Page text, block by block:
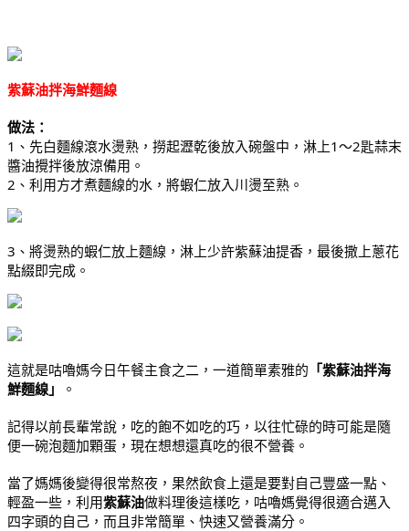
紫蘇油拌海鮮麵線
做法：
1、先白麵線滾水燙熟，撈起瀝乾後放入碗盤中，淋上1～2匙蒜末
醬油攪拌後放涼備用。
2、利用方才煮麵線的水，將蝦仁放入川燙至熟。
3、將燙熟的蝦仁放上麵線，淋上少許紫蘇油提香，最後撒上蔥花
點綴即完成。
這就是咕嚕媽今日午餐主食之二，一道簡單素雅的 「紫蘇油拌海
鮮麵線」
。
記得以前長輩常說，吃的飽不如吃的巧，以往忙碌的時可能是隨
便一碗泡麵加顆蛋，現在想想還真吃的很不營養。
當了媽媽後變得很常熬夜，果然飲食上還是要對自己豐盛一點、
輕盈一些，利用紫蘇油做料理後這樣吃，咕嚕媽覺得很適合邁入
四字頭的自己，而且非常簡單、快速又營養滿分。